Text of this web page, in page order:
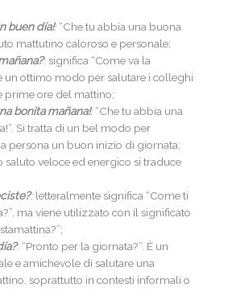
buen día!:“Che tu abbia una buona
mattutino caloroso e personale;
: significa “Come va la
un ottimo modo per salutare i colleghi
prime ore del mattino;
bonita mañana!:“Che tu abbia una
Si tratta di un bel modo per
persona un buon inizio di giornata;
saluto veloce ed energico si traduce
:letteralmente significa “Come ti
ma viene utilizzato con il significato
: “Pronto per la giornata?”. È un
e amichevole di salutare una
soprattutto in contesti informali o